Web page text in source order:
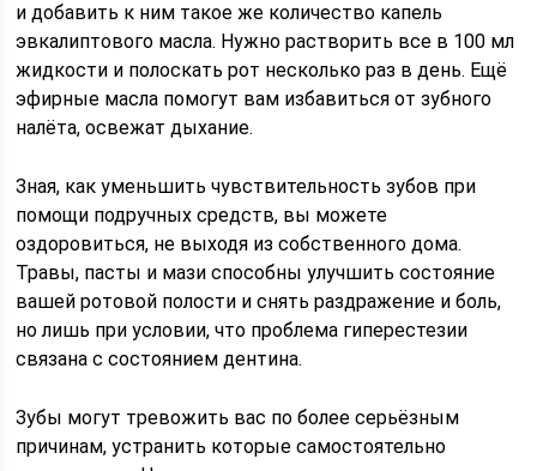
и добавить к ним такое же количество капель
эвкалиптового масла. Нужно растворить все в 100 мл
жидкости и полоскать рот несколько раз в день. Ещё
эфирные масла помогут вам избавиться от зубного
налёта, освежат дыхание.
Зная, как уменьшить чувствительность зубов при
помощи подручных средств, вы можете
оздоровиться, не выходя из собственного дома.
Травы, пасты и мази способны улучшить состояние
вашей ротовой полости и снять раздражение и боль,
но лишь при условии, что проблема гиперестезии
связана с состоянием дентина.
Зубы могут тревожить вас по более серьёзным
причинам, устранить которые самостоятельно